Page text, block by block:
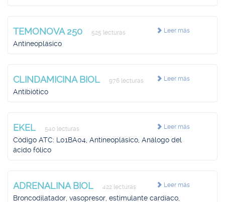
Leer más
TEMONOVA 250 525 lecturas
Antineoplásico
Leer más
CLINDAMICINA BIOL 976 lecturas
Antibiótico
Leer más
EKEL 540 lecturas
Código ATC: L01BA04, Antineoplásico, Análogo del
ácido fólico
Leer más
ADRENALINA BIOL 422 lecturas
Broncodilatador, vasopresor, estimulante cardíaco,